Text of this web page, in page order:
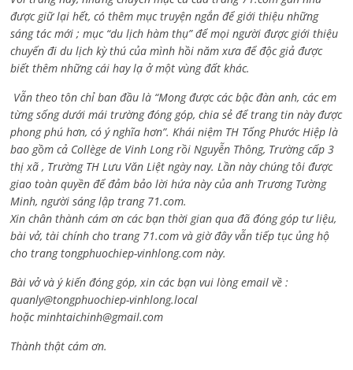
được giữ lại hết, có thêm mục truyện ngắn để giới thiệu những
sáng tác mới ; mục “du lịch hàm thụ” để mọi người được giới thiệu
chuyến đi du lịch kỳ thú của mình hồi năm xưa để độc giả được
biết thêm những cái hay lạ ở một vùng đất khác.
Vẫn theo tôn chỉ ban đầu là “Mong được các bậc đàn anh, các em
từng sống dưới mái trường đóng góp, chia sẻ để trang tin này được
phong phú hơn, có ý nghĩa hơn”. Khái niệm TH Tống Phước Hiệp là
bao gồm cả Collège de Vinh Long rồi Nguyễn Thông, Trường cấp 3
thị xã , Trường TH Lưu Văn Liệt ngày nay. Lần này chúng tôi được
giao toàn quyền để đảm bảo lời hứa này của anh Trương Tường
Minh, người sáng lập trang 71.com.
Xin chân thành cám ơn các bạn thời gian qua đã đóng góp tư liệu,
bài vở, tài chính cho trang 71.com và giờ đây vẫn tiếp tục ủng hộ
cho trang tongphuochiep-vinhlong.com này.
Bài vở và ý kiến đóng góp, xin các bạn vui lòng email về :
quanly@tongphuochiep-vinhlong.local
hoặcminhtaichinh@gmail.com
Thành thật cám ơn.